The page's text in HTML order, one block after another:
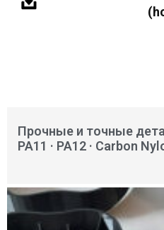
Прочные и точные
PA11 · PA12 · Carbon